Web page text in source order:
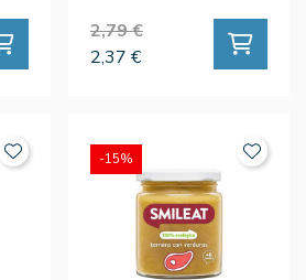
2,79 €
2,37 €
-15%